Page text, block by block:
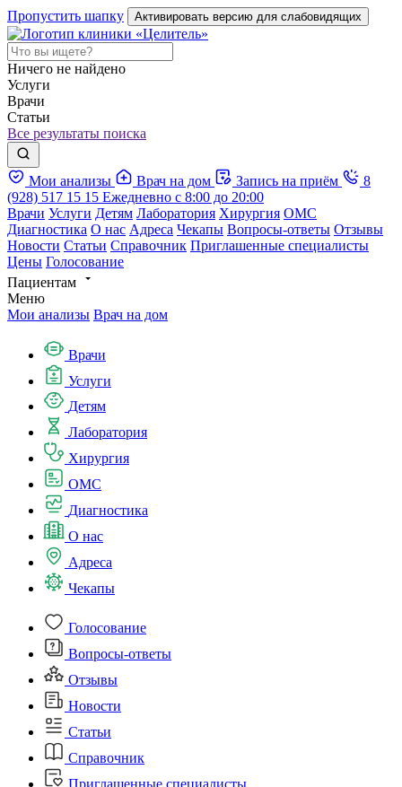
Пропустить шапку Активировать версию для слабовидящих
Ничего не найдено
Услуги
Врачи
Статьи
Все результаты поиска
Мои анализы Врач на дом Запись на приём
8
(928) 517 15 15 Ежедневно с 8:00 до 20:00
Врачи Услуги Детям Лаборатория Хирургия ОМС
Диагностика О нас Адреса Чекапы Вопросы-ответы Отзывы
Новости Статьи Справочник Приглашенные специалисты
Цены Голосование
Пациентам
Меню
Мои анализы Врач на дом
Врачи
Услуги
Детям
Лаборатория
Хирургия
ОМС
Диагностика
О нас
Адреса
Чекапы
Голосование
Вопросы-ответы
Отзывы
Новости
Статьи
Справочник
Приглашенные специалисты